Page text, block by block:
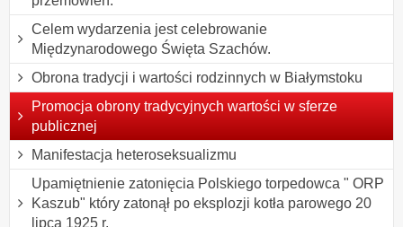
Celem wydarzenia jest celebrowanie
Międzynarodowego Święta Szachów.
Obrona tradycji i wartości rodzinnych w Białymstoku
Promocja obrony tradycyjnych wartości w sferze
publicznej
Manifestacja heteroseksualizmu
Upamiętnienie zatonięcia Polskiego torpedowca " ORP
Kaszub" który zatonął po eksplozji kotła parowego 20
lipca 1925 r.